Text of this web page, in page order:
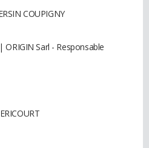
COUPIGNY
Sarl - Responsable